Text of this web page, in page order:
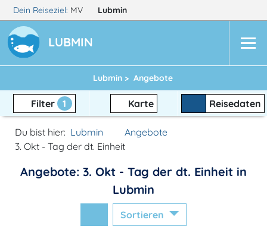
Dein Reiseziel: MV Lubmin
LUBMIN
Lubmin > Angebote
Filter 1 Karte Reisedaten
Du bist hier: Lubmin
Angebote
3. Okt - Tag der dt. Einheit
Angebote: 3. Okt - Tag der dt. Einheit in
Lubmin
Sortieren